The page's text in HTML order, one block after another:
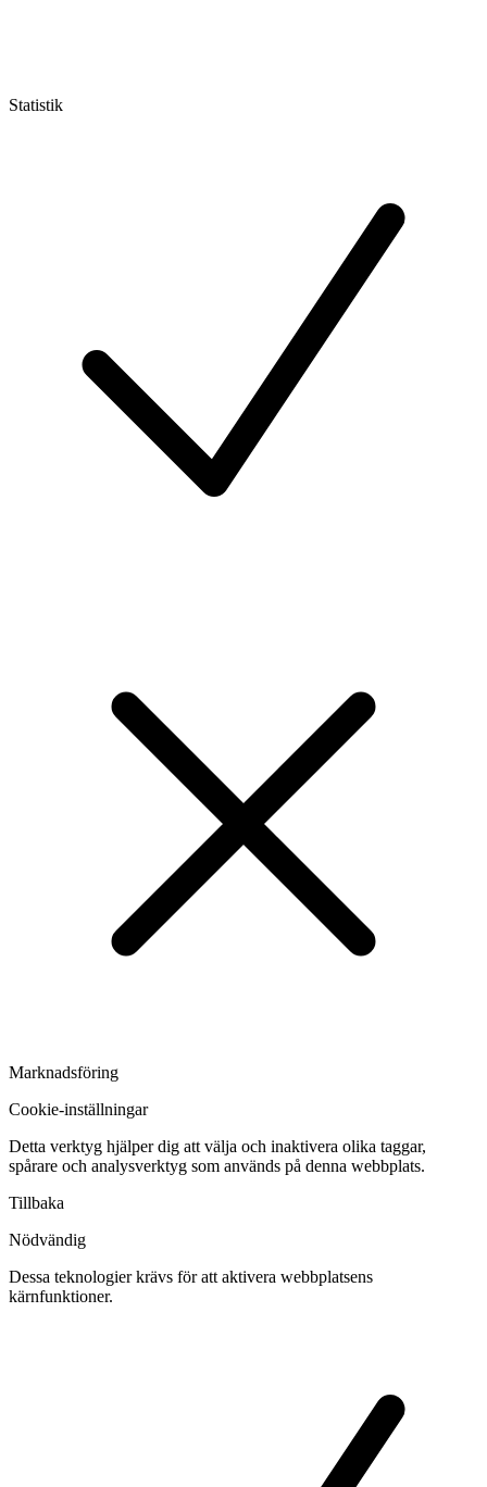
Statistik
Marknadsföring
Cookie-inställningar
Detta verktyg hjälper dig att välja och inaktivera olika taggar,
spårare och analysverktyg som används på denna webbplats.
Tillbaka
Nödvändig
Dessa teknologier krävs för att aktivera webbplatsens
kärnfunktioner.